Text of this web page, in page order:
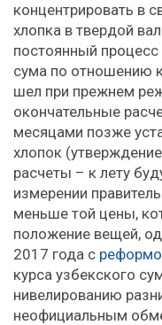
концентрировать в
хлопка в твердой
постоянный
сума по отношению
шел при прежнем
окончательные
месяцами позже
хлопок
расчеты – к лету
измерении
меньше той цены,
положение вещей,
2017 года с
курса узбекского
нивелированию
неофициальным